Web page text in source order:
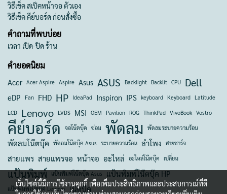
วิธีเช็ค สเป็คหน้าจอ ตัวเอง
วิธีเช็ค คีย์บอร์ด ก่อนสั่งซื้อ
คำถามที่พบบ่อย
เวลา เปิด-ปิด ร้าน
คำยอดนิยม
Acer Acer Aspire Aspire Asus ASUS Backlight Backlit CPU Dell
eDP Fan FHD HP IdeaPad Inspiron IPS keyboard Keyboard Latitude
LCD Lenovo LVDS MSI OEM Pavilion ROG ThinkPad VivoBook Vostro
คีย์บอร์ด จอโน๊ตบุ๊ค ซ่อม พัดลม พัดลมระบายความร้อน
พัดลมโน๊ตบุ๊ค พัดลมโน๊ตบุ๊ค Asus ระบายความร้อน ลำโพง สายชาร์จ
สายแพร สายแพรจอ หน้าจอ อะไหล่ อะไหล่โน๊ตบุ๊ค เปลี่ยน
แป้นพิมพ์ แป้นพิมพ์โน๊ตบุ๊ค Asus แป้นพิมพ์โน๊ตบุ๊ค HP
แป้นพิมพ์โน๊ตบุ๊ค Lenovo โน๊ตบุ๊ค
เว็บไซต์นี้มีการใช้งานคุกกี้ เพื่อเพิ่มประสิทธิภาพและประสบการณ์ที่ดี